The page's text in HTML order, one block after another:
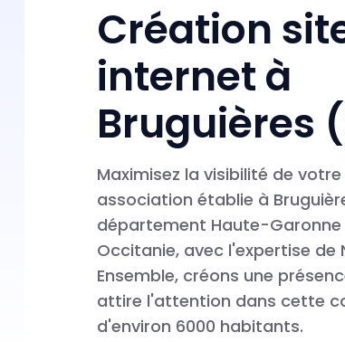
Création
internet à
Bruguières
Maximisez la visibilité de
association établie à
département Haute-Garonne
Occitanie, avec l'expertise de
Ensemble, créons une
attire l'attention dans cette
d'environ 6000 habitants.